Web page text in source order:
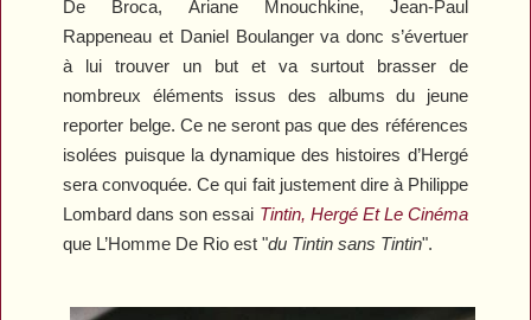
De Broca, Ariane Mnouchkine, Jean-Paul
Rappeneau et Daniel Boulanger va donc s’évertuer
à lui trouver un but et va surtout brasser de
nombreux éléments issus des albums du jeune
reporter belge. Ce ne seront pas que des références
isolées puisque la dynamique des histoires d’Hergé
sera convoquée. Ce qui fait justement dire à Philippe
Lombard dans son essai Tintin, Hergé Et Le Cinéma
que L’Homme De Rio est "du Tintin sans Tintin".